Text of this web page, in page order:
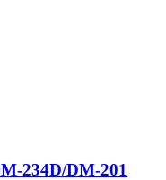
234D/DМ-201